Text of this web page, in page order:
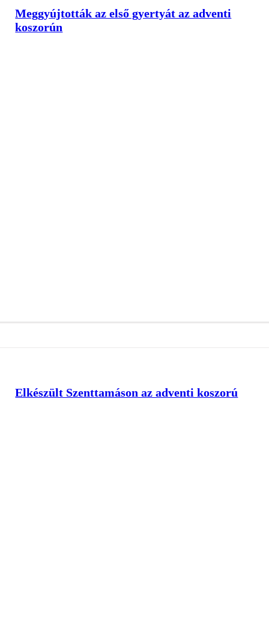
Meggyújtották az első gyertyát az adventi
koszorún
Elkészült Szenttamáson az adventi koszorú